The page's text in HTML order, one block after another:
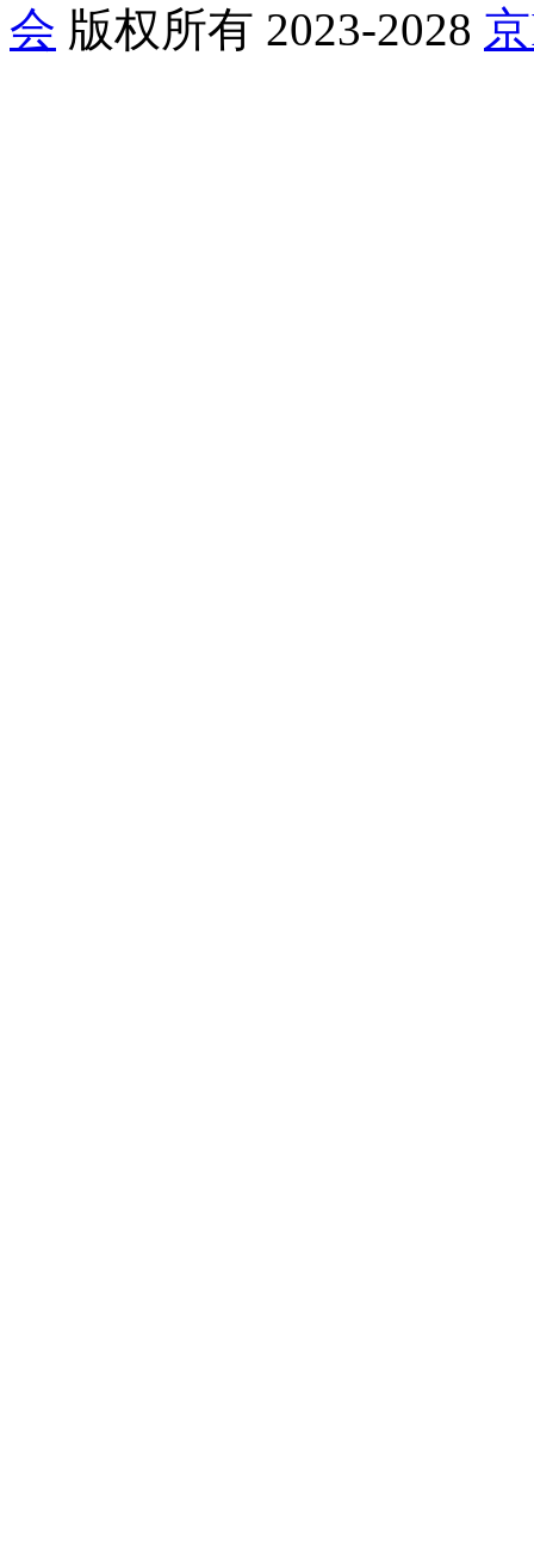
会 版权所有 2023-2028